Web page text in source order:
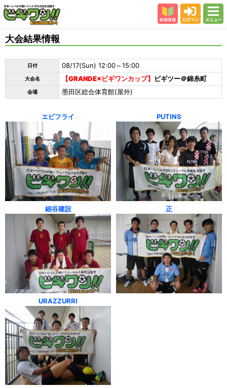
会場
大会結果
よくある質問
参加者の声
大会結果情報
日付 08/17(Sun) 12:00～15:00
大会名 【GRANDE×ビギワンカップ】 ビギツー＠錦糸町
会場 墨田区総合体育館(屋外)
エビフライ PUTINS
細谷建設 正
URAZZURRI